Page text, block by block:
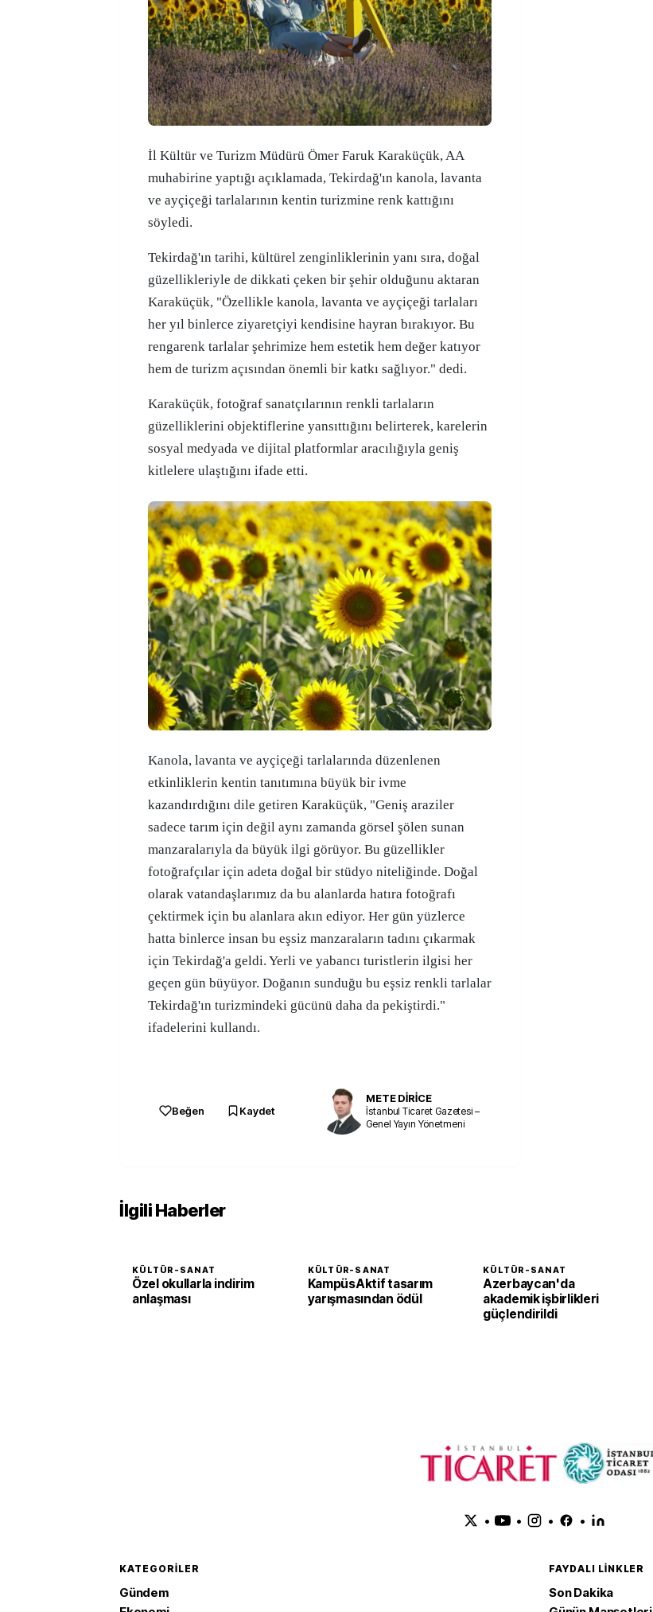
İl Kültür ve Turizm Müdürü Ömer Faruk Karaküçük, AA
muhabirine yaptığı açıklamada, Tekirdağ'ın kanola, lavanta
ve ayçiçeği tarlalarının kentin turizmine renk kattığını
söyledi.
Tekirdağ'ın tarihi, kültürel zenginliklerinin yanı sıra, doğal
güzellikleriyle de dikkati çeken bir şehir olduğunu aktaran
Karaküçük, "Özellikle kanola, lavanta ve ayçiçeği tarlaları
her yıl binlerce ziyaretçiyi kendisine hayran bırakıyor. Bu
rengarenk tarlalar şehrimize hem estetik hem değer katıyor
hem de turizm açısından önemli bir katkı sağlıyor." dedi.
Karaküçük, fotoğraf sanatçılarının renkli tarlaların
güzelliklerini objektiflerine yansıttığını belirterek, karelerin
sosyal medyada ve dijital platformlar aracılığıyla geniş
kitlelere ulaştığını ifade etti.
Kanola, lavanta ve ayçiçeği tarlalarında düzenlenen
etkinliklerin kentin tanıtımına büyük bir ivme
kazandırdığını dile getiren Karaküçük, "Geniş araziler
sadece tarım için değil aynı zamanda görsel şölen sunan
manzaralarıyla da büyük ilgi görüyor. Bu güzellikler
fotoğrafçılar için adeta doğal bir stüdyo niteliğinde. Doğal
olarak vatandaşlarımız da bu alanlarda hatıra fotoğrafı
çektirmek için bu alanlara akın ediyor. Her gün yüzlerce
hatta binlerce insan bu eşsiz manzaraların tadını çıkarmak
için Tekirdağ'a geldi. Yerli ve yabancı turistlerin ilgisi her
geçen gün büyüyor. Doğanın sunduğu bu eşsiz renkli tarlalar
Tekirdağ'ın turizmindeki gücünü daha da pekiştirdi."
ifadelerini kullandı.
Beğen Kaydet
METE DİRİCE
İstanbul Ticaret Gazetesi –
Genel Yayın Yönetmeni
İlgili Haberler
KÜLTÜR-SANAT
Özel okullarla indirim
anlaşması
KÜLTÜR-SANAT
KampüsAktif tasarım
yarışmasından ödül
KÜLTÜR-SANAT
Azerbaycan'da
akademik işbirlikleri
güçlendirildi
• • • •
KATEGORILER
Gündem
FAYDALI LINKLER
Son Dakika